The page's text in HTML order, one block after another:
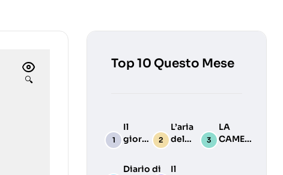
🔍
Top 10 Questo Mese
Il
giorno
L’aria
del
LA
CAMERA
Diario di
Il